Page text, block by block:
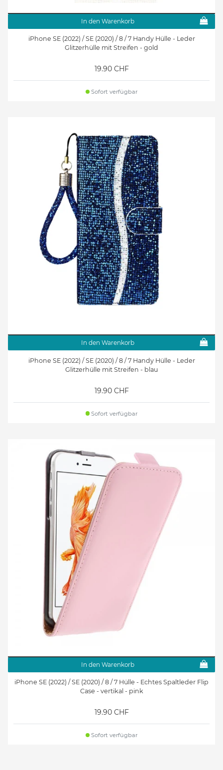
In den Warenkorb
iPhone SE (2022) / SE (2020) / 8 / 7 Handy Hülle - Leder
Glitzerhülle mit Streifen - gold
19.90 CHF
Sofort verfügbar
In den Warenkorb
iPhone SE (2022) / SE (2020) / 8 / 7 Handy Hülle - Leder
Glitzerhülle mit Streifen - blau
19.90 CHF
Sofort verfügbar
In den Warenkorb
iPhone SE (2022) / SE (2020) / 8 / 7 Hülle - Echtes Spaltleder Flip
Case - vertikal - pink
19.90 CHF
Sofort verfügbar